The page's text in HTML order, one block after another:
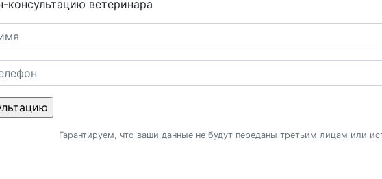
консультацию ветеринара
Гарантируем, что ваши данные не будут переданы третьим лицам или